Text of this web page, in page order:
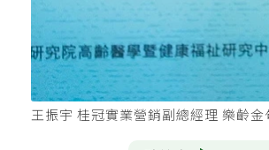
王振宇 桂冠實業營銷副總經理 樂齡